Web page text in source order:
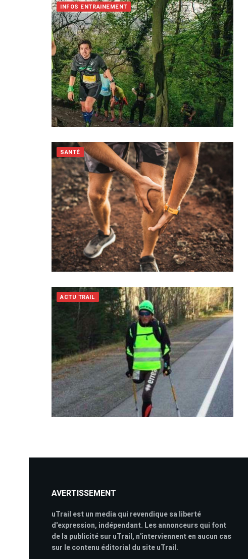
INFOS ENTRAINEMENT
SANTÉ
ACTU TRAIL
AVERTISSEMENT
uTrail est un media qui revendique sa liberté
d'expression, indépendant. Les annonceurs qui font
de la publicité sur uTrail, n'interviennent en aucun cas
sur le contenu éditorial du site uTrail.